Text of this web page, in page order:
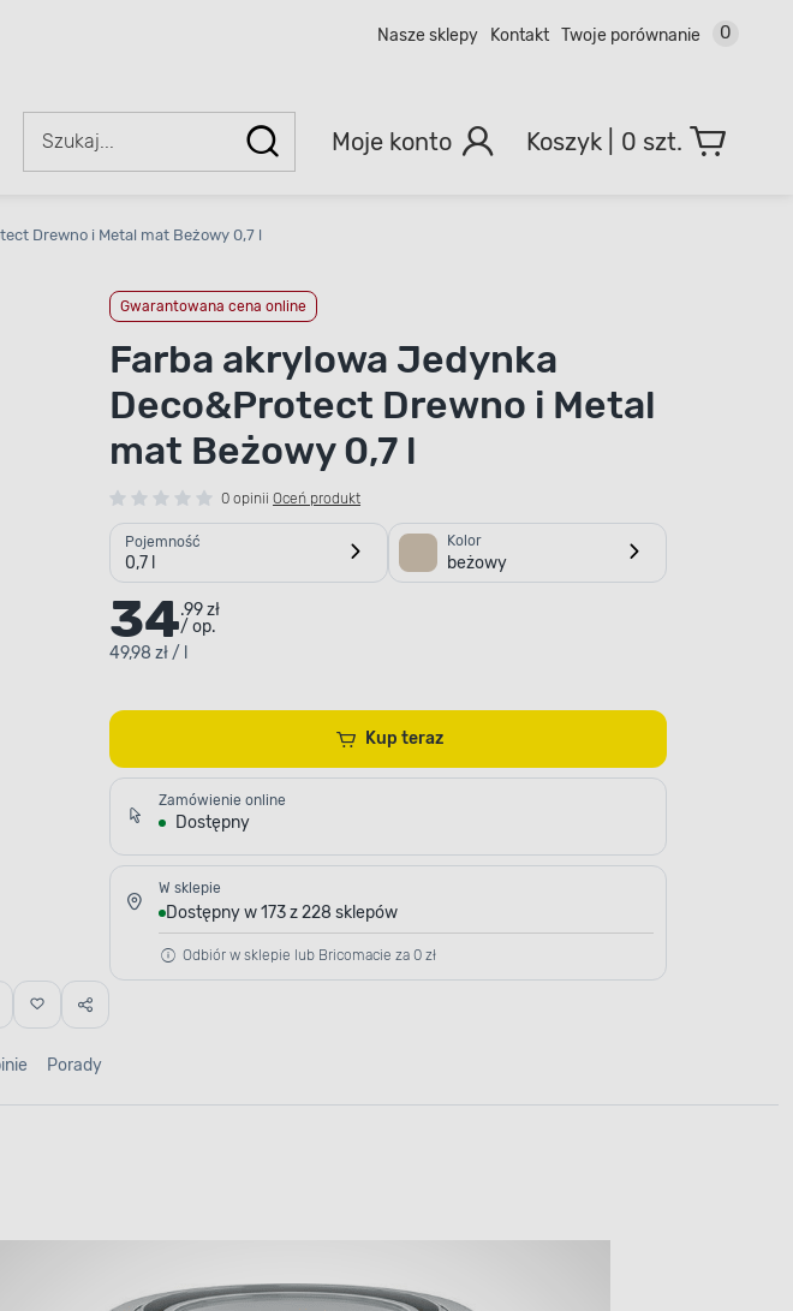
Nasze sklepy Kontakt Twoje porównanie 0
Moje konto 0 szt.
Drewno i Metal mat Beżowy 0,7 l
Gwarantowana cena online
Farba akrylowa Jedynka
Deco&Protect Drewno i Metal
mat Beżowy 0,7 l
0 opinii Oceń produkt
Pojemność
0,7 l
Kolor
beżowy
34.99 zł
/ op.
49,98 zł / l
Kup teraz
Zamówienie online
Dostępny
W sklepie
Dostępny w 173 z 228 sklepów
Odbiór w sklepie lub Bricomacie za 0 zł
Porady